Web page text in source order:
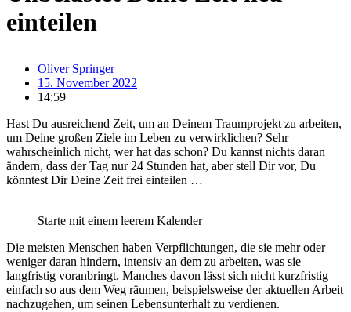
einteilen
Oliver Springer
15. November 2022
14:59
Hast Du ausreichend Zeit, um an Deinem Traumprojekt zu arbeiten,
um Deine großen Ziele im Leben zu verwirklichen? Sehr
wahrscheinlich nicht, wer hat das schon? Du kannst nichts daran
ändern, dass der Tag nur 24 Stunden hat, aber stell Dir vor, Du
könntest Dir Deine Zeit frei einteilen …
Starte mit einem leerem Kalender
Die meisten Menschen haben Verpflichtungen, die sie mehr oder
weniger daran hindern, intensiv an dem zu arbeiten, was sie
langfristig voranbringt. Manches davon lässt sich nicht kurzfristig
einfach so aus dem Weg räumen, beispielsweise der aktuellen Arbeit
nachzugehen, um seinen Lebensunterhalt zu verdienen.